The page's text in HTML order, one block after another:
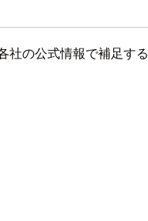
の公式情報で補足す